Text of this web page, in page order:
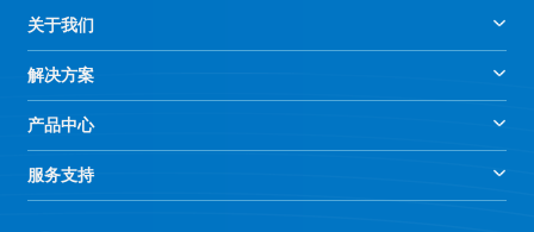
关于我们
解决方案
产品中心
服务支持